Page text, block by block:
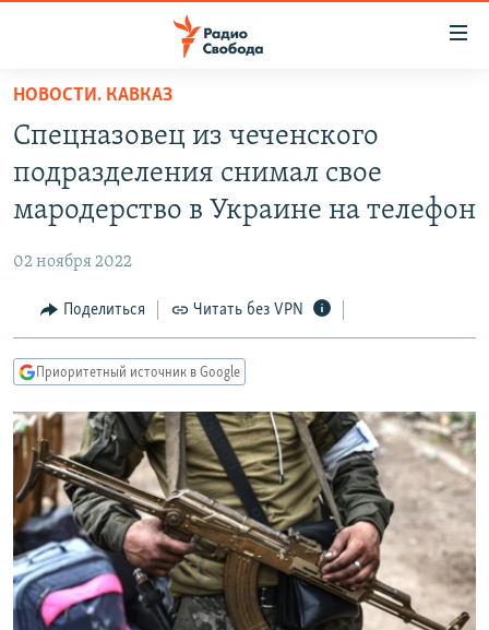
упрощенного
доступа
основному
Вернутся
Вернутся
поиску
ПОДКАСТЫ
АВТОРСКИЕ ПРОЕКТЫ
МНЕНИЯ
КУЛЬТУРА
КАВКАЗ.РЕАЛИИ
СЕВЕР.РЕАЛИИ
СИБИРЬ.РЕАЛИИ
РАСПИСАНИЕ ВЕЩАНИЯ
ПОДПИШИТЕСЬ НА РАССЫЛКУ
СОЦИАЛЬНЫЕ СЕТИ
НОВОСТИ. КАВКАЗ
Спецназовец из чеченского
подразделения снимал свое
мародерство в Украине на телефон
02 ноября 2022
Поделиться Читать без VPN
Приоритетный источник в Google